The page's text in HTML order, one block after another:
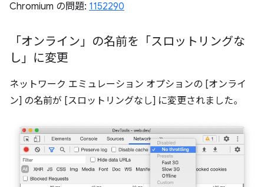
Chromium の問題: 1152290
「オンライン」の名前を「スロットリングな
し」に変更
ネットワーク エミュレーション オプションの [オンライ
ン] の名前が [スロットリングなし] に変更されました。